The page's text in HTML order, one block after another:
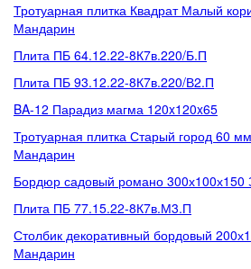
Тротуарная плитка Квадрат Малый
Мандарин
Плита ПБ 64.12.22-8К7в.220/Б.П
Плита ПБ 93.12.22-8К7в.220/В2.П
BA-12 Парадиз магма 120x120x65
Тротуарная плитка Старый город 60
Мандарин
Бордюр садовый романо 300х100х150
Плита ПБ 77.15.22-8К7в.М3.П
Столбик декоративный бордовый
Мандарин